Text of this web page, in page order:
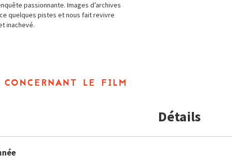
passionnante. Images d’archives
quelques pistes et nous fait revivre
inachevé.
le film
Détails